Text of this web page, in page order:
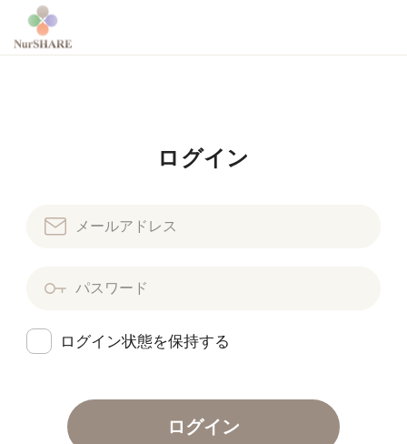
ログイン
ログイン状態を保持する